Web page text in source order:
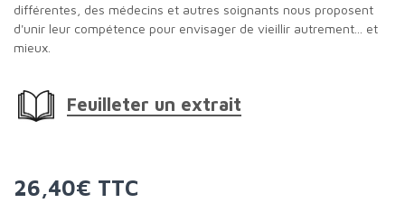
différentes, des médecins et autres soignants nous proposent
d'unir leur compétence pour envisager de vieillir autrement... et
mieux.
Feuilleter un extrait
26,40€ TTC